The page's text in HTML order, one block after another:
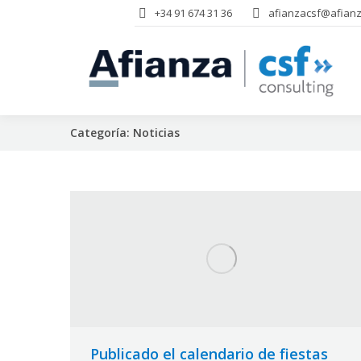
+34 91 674 31 36
Categoría: Noticias
Publicado el calendario de fiestas